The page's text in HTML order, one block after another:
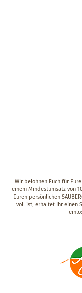
Wir belohnen Euch für
einem Mindestumsatz von
Euren persönlichen
voll ist, erhaltet Ihr einen